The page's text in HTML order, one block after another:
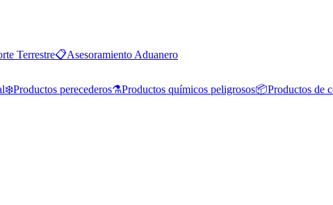
Terrestre📋Asesoramiento Aduanero
❄️Productos perecederos⚗️Productos químicos peligrosos📦Productos de